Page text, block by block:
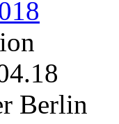
Berlin